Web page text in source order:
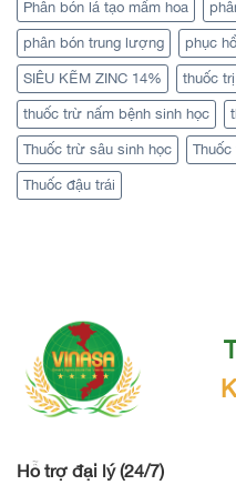
Phân bón lá tạo mầm hoa
phân bón trung lượng phục
SIÊU KẼM ZINC 14% thuốc
thuốc trừ nấm bệnh sinh học
Thuốc trừ sâu sinh học Thuốc
Thuốc đậu trái
Hỗ trợ đại lý (24/7)